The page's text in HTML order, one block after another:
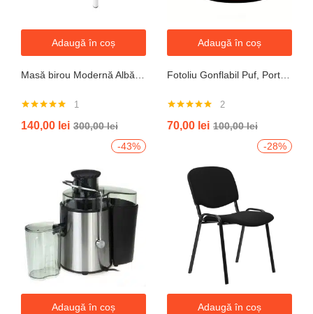
Adaugă în coș
Masă birou Modernă Albă, 100x60x74 cm — Design Minimalist, Blat MDF și Picioare Metalice”
5.00din 5
1
140,00 lei 300,00lei
Adaugă în coș
Fotoliu Gonflabil Puf, Portabil, Portocalie, verde, gri, albastru
5.00din 5
2
70,00 lei 100,00lei
-43%
Adaugă în coș
-28%
Adaugă în coș